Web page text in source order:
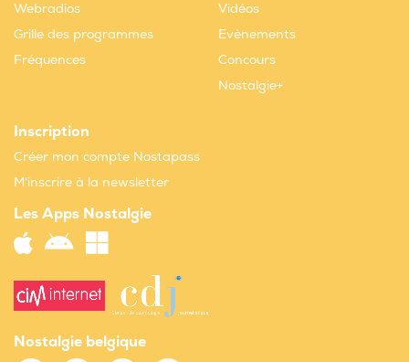
Webradios
Grille des programmes
Fréquences
Vidéos
Evènements
Concours
Nostalgie+
Inscription
Créer mon compte Nostapass
M'inscrire à la newsletter
Les Apps Nostalgie
Nostalgie belgique